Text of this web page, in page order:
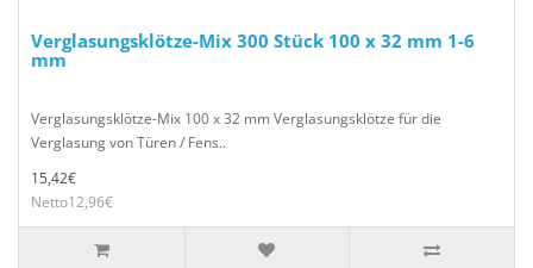
Verglasungsklötze-Mix 300 Stück 100 x 32 mm 1-6
mm
Verglasungsklötze-Mix 100 x 32 mm Verglasungsklötze für die
Verglasung von Türen / Fens..
15,42€
Netto12,96€